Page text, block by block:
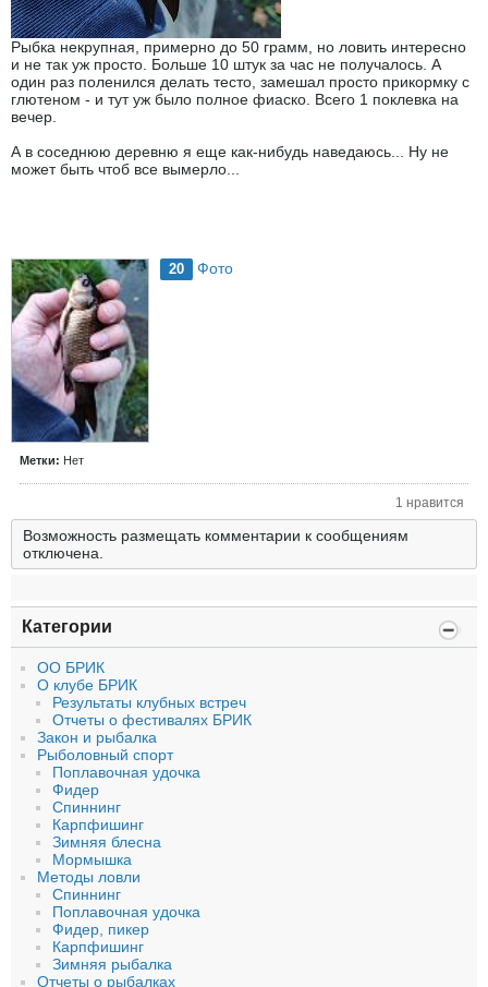
Рыбка некрупная, примерно до 50 грамм, но ловить интересно
и не так уж просто. Больше 10 штук за час не получалось. А
один раз поленился делать тесто, замешал просто прикормку с
глютеном - и тут уж было полное фиаско. Всего 1 поклевка на
вечер.
А в соседнюю деревню я еще как-нибудь наведаюсь... Ну не
может быть чтоб все вымерло...
20 Фото
Метки: Нет
1 нравится
Возможность размещать комментарии к сообщениям
отключена.
Категории
ОО БРИК
О клубе БРИК
Результаты клубных встреч
Отчеты о фестивалях БРИК
Закон и рыбалка
Рыболовный спорт
Поплавочная удочка
Фидер
Спиннинг
Карпфишинг
Зимняя блесна
Мормышка
Методы ловли
Спиннинг
Поплавочная удочка
Фидер, пикер
Карпфишинг
Зимняя рыбалка
Отчеты о рыбалках